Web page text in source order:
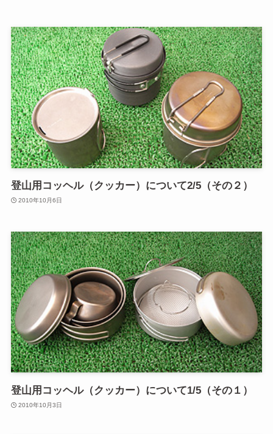
登山用コッヘル（クッカー）について2/5（その２）
2010年10月6日
登山用コッヘル（クッカー）について1/5（その１）
2010年10月3日